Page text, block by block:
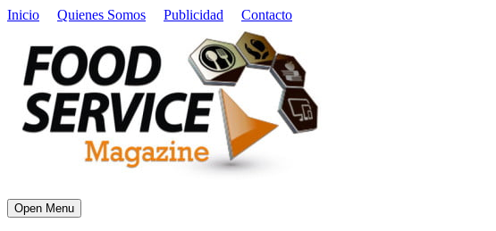
Inicio Quienes Somos Publicidad Contacto
Open Menu